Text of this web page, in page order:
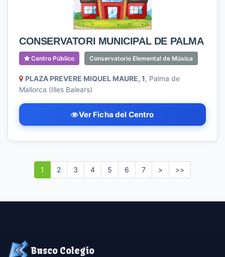
CONSERVATORI MUNICIPAL DE PALMA
Centro Público Conservatorio Elemental de Música
PLAZA PREVERE MIQUEL MAURE, 1, Palma de
Mallorca (Illes Balears)
Ver Ficha del Centro
1 2 3 4 5 6 7 > >>
Busco Colegio